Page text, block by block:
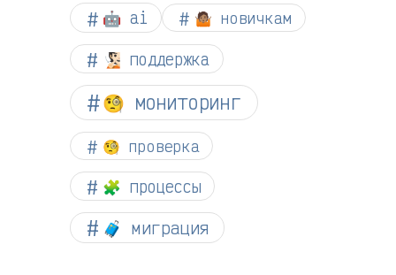
🤖 ai 🤷🏽 новичкам
🧏🏻 поддержка
🧐 мониторинг
🧐 проверка
🧩 процессы
🧳 миграция